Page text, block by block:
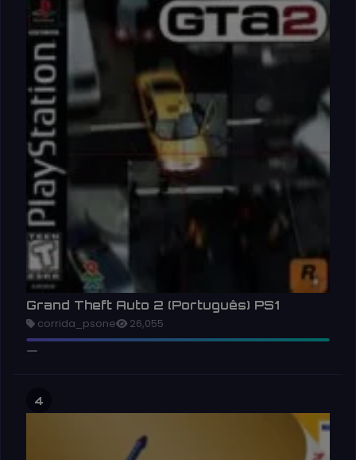
Grand Theft Auto 2 (Português) PS1
corrida_psone 26,055
4